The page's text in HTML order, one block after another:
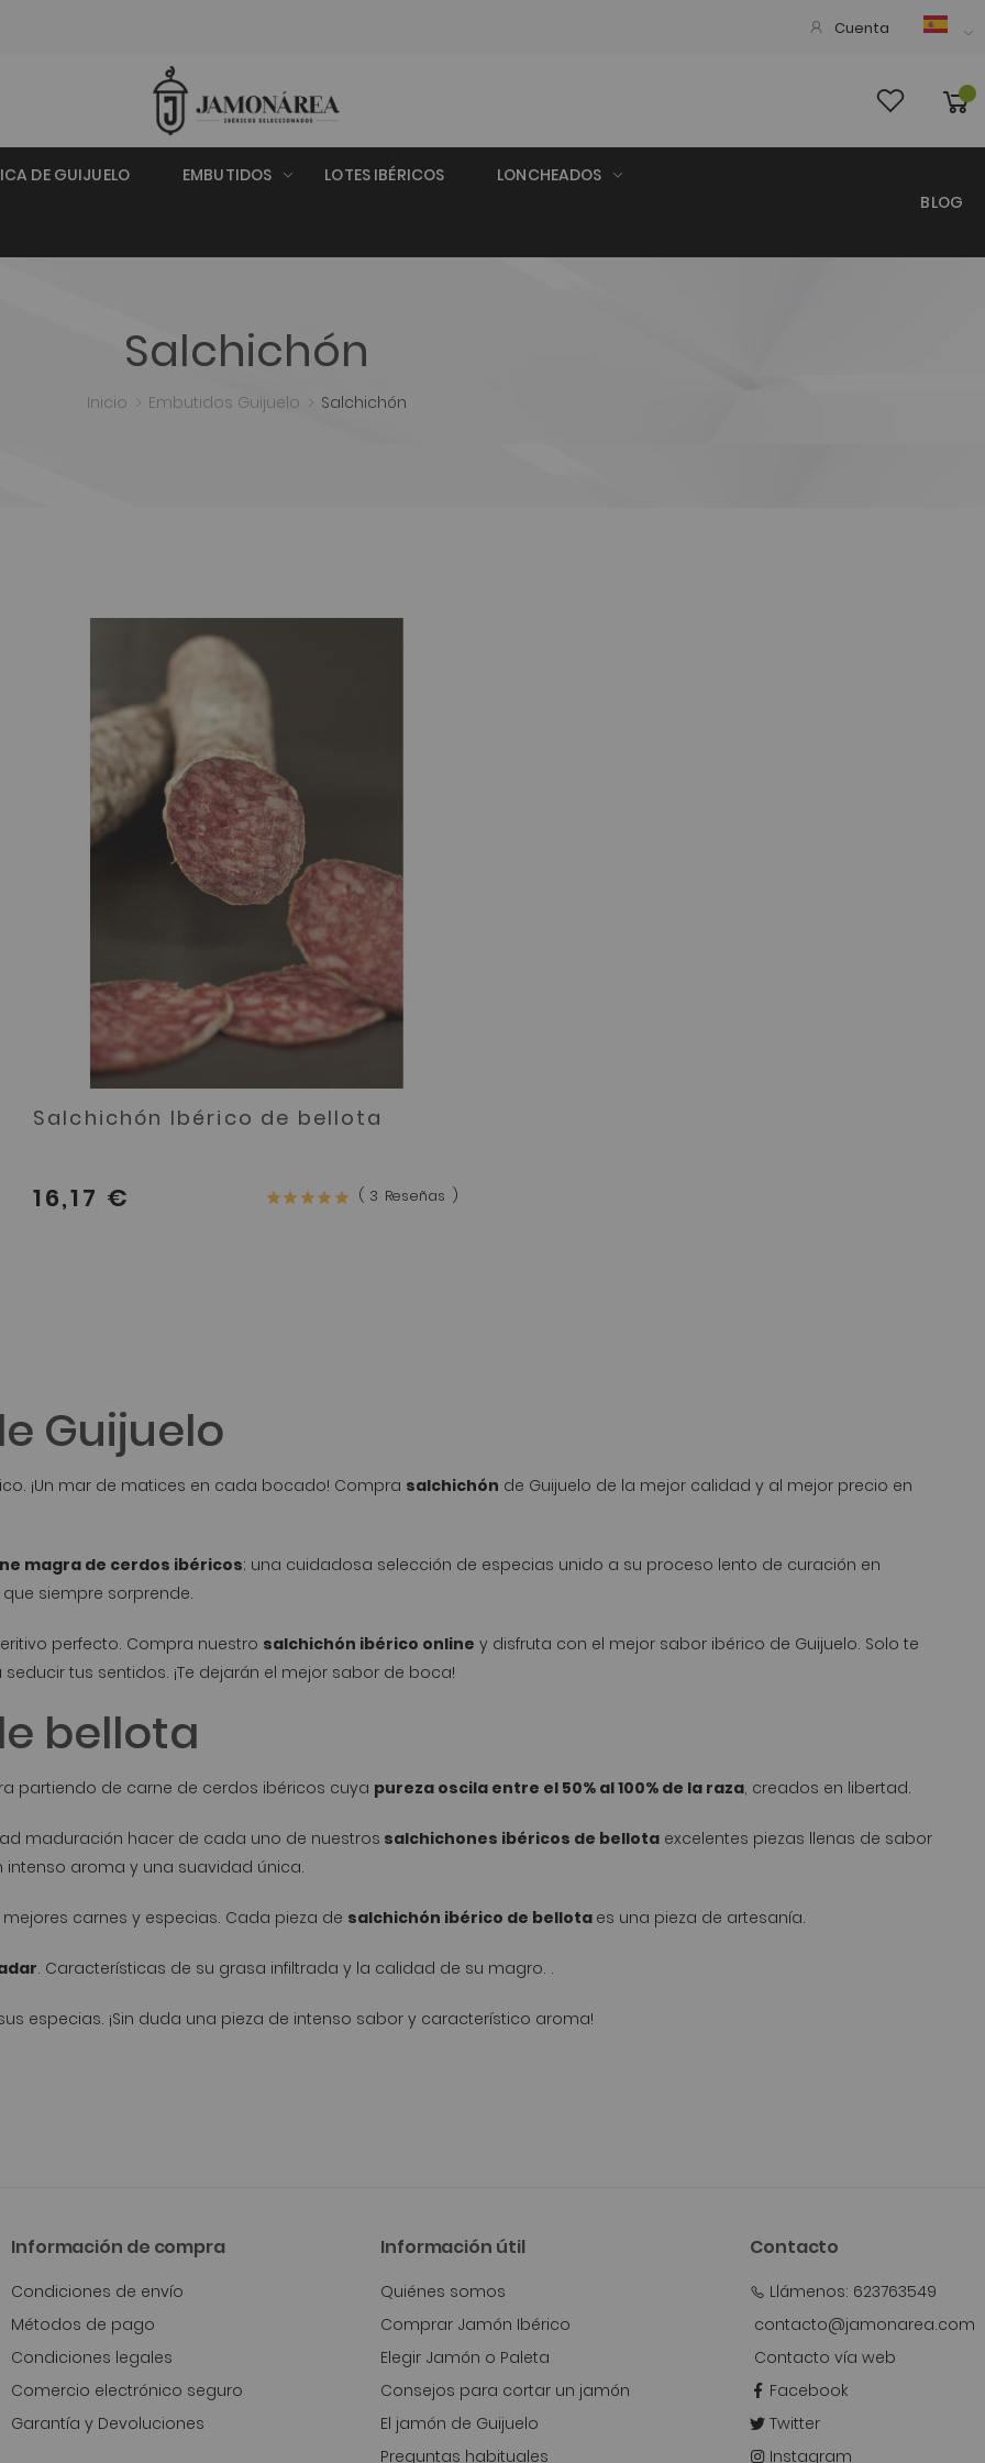
Cuenta
DE GUIJUELO EMBUTIDOS LOTES IBÉRICOS LONCHEADOS
BLOG
Salchichón
Inicio Embutidos Guijuelo Salchichón
Salchichón Ibérico de bellota
16,17 € Valoración:
94%
3 Reseñas
Guijuelo
¡Un mar de matices en cada bocado! Compra salchichón de Guijuelo de la mejor calidad y al mejor precio en
magra de cerdos ibéricos; una cuidadosa selección de especias unido a su proceso lento de curación en
siempre sorprende.
perfecto. Compra nuestro salchichón ibérico online y disfruta con el mejor sabor ibérico de Guijuelo. Solo te
seducir tus sentidos. ¡Te dejarán el mejor sabor de boca!
bellota
partiendo de carne de cerdos ibéricos cuya pureza oscila entre el 50% al 100% de la raza, creados en libertad.
maduración hacer de cada uno de nuestros salchichones ibéricos de bellota excelentes piezas llenas de sabor
intenso aroma y una suavidad única.
carnes y especias. Cada pieza de salchichón ibérico de bellota es una pieza de artesanía.
. Características de su grasa infiltrada y la calidad de su magro. .
especias. ¡Sin duda una pieza de intenso sabor y característico aroma!
Información de compra
Condiciones de envío
Métodos de pago
Condiciones legales
Comercio electrónico seguro
Garantía y Devoluciones
Información útil
Quiénes somos
Comprar Jamón Ibérico
Elegir Jamón o Paleta
Consejos para cortar un jamón
El jamón de Guijuelo
Preguntas habituales
Contacto
Llámenos: 623763549
contacto@jamonarea.com
Contacto vía web
Facebook
Twitter
Instagram